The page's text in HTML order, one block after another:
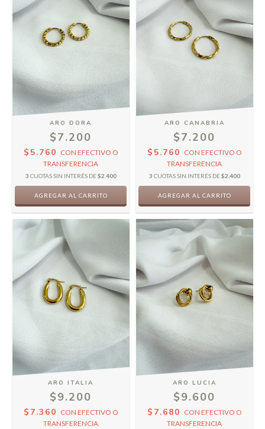
ARO DORA
$7.200
$5.760 CON EFECTIVO O
TRANSFERENCIA
3 CUOTAS SIN INTERÉS DE$2.400
ARO CANABRIA
$7.200
$5.760 CON EFECTIVO O
TRANSFERENCIA
3 CUOTAS SIN INTERÉS DE$2.400
ARO ITALIA
$9.200
$7.360 CON EFECTIVO O
TRANSFERENCIA
ARO LUCIA
$9.600
$7.680 CON EFECTIVO O
TRANSFERENCIA